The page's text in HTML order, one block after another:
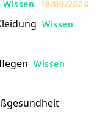
Wissen 18/09/2024
Wissen
Wissen